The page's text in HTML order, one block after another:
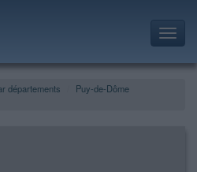
départements
Puy-de-Dôme